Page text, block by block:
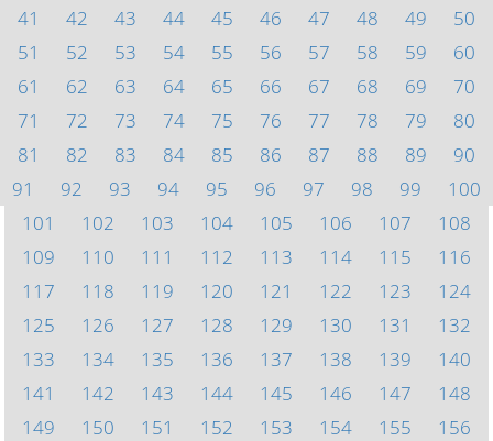
41
42 43 44 45 46 47 48 49
50
51
52 53 54 55 56 57 58 59
60
61
62 63 64 65 66 67 68 69
70
71
72 73 74 75 76 77 78 79
80
81
82 83 84 85 86 87 88 89
90
91
92 93 94 95 96 97 98 99
100
101
102 103 104 105 106 107
108
109
110 111 112 113 114 115
116
117
118 119 120 121 122 123
124
125
126 127 128 129 130 131
132
133
134 135 136 137 138 139
140
141
142 143 144 145 146 147
148
149
150 151 152 153 154 155
156